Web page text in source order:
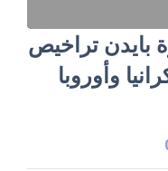
بايدن تراخيص
وأوروبا